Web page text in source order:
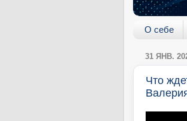
О себе
31 ЯНВ.
Что